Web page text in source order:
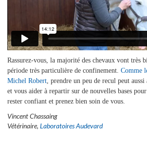
Rassurez-vous, la majorité des chevaux vont très
période très particulière de confinement. Comme
Michel Robert , prendre un peu de recul peut
et vous aider à repartir sur de nouvelles bases
rester confiant et prenez bien soin de vous.
Vincent Chassaing
Vétérinaire, Laboratoires Audevard